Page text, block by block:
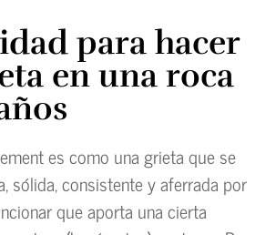
para hacer
en una roca
es como una grieta que se
sólida, consistente y aferrada por
que aporta una cierta